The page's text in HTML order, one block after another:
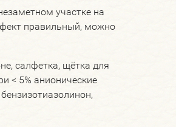
участке на
правильный, можно
салфетка, щётка для
< 5% анионические